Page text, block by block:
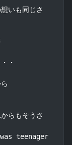
いも同じさ
・
らもそうさ
was teenager